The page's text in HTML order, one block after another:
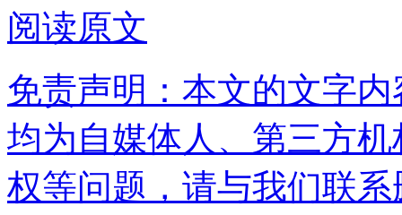
阅读原文
免责声明：本文的文字
均为自媒体人、第三方
权等问题，请与我们联